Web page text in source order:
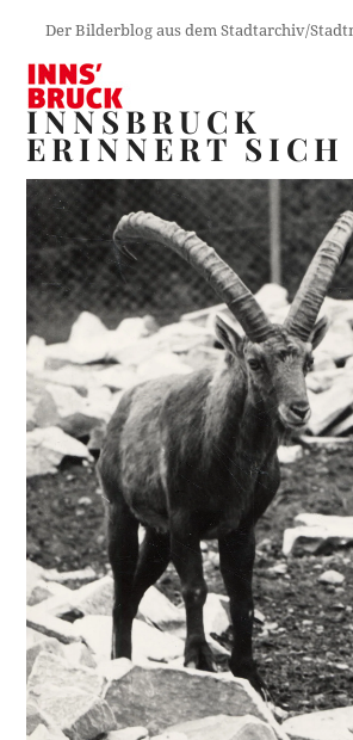
Der Bilderblog aus dem Stadtarchiv/
INNSBRUCK
ERINNERT SICH